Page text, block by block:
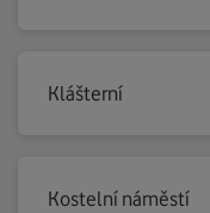
Klášterní
Kostelní náměstí